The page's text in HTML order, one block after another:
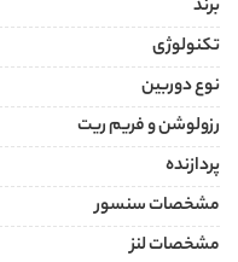
برند
تکنولوژی
نوع دوربین
رزولوشن و فریم ریت
پردازنده
مشخصات سنسور
مشخصات لنز